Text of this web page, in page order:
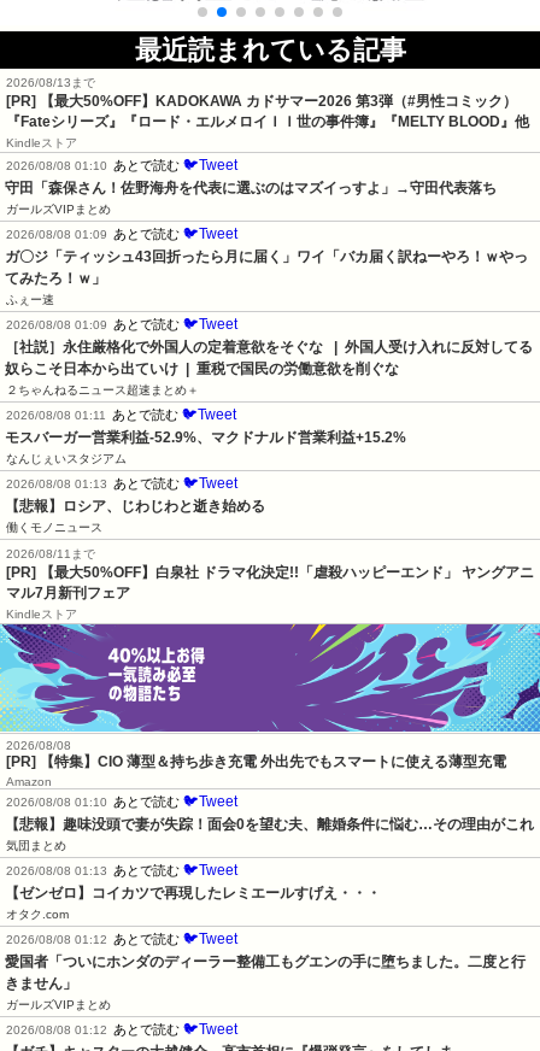
最近読まれている記事
2026/08/13まで
[PR]
【最大50%OFF】KADOKAWA カドサマー2026 第3弾（#男性コミック）
『Fateシリーズ』『ロード・エルメロイＩＩ世の事件簿』『MELTY BLOOD』他
Kindleストア
2026/08/08 01:10
あとで読む 🐦Tweet
守田「森保さん！佐野海舟を代表に選ぶのはマズイっすよ」→守田代表落ち
ガールズVIPまとめ
2026/08/08 01:09
あとで読む 🐦Tweet
ガ〇ジ「ティッシュ43回折ったら月に届く」ワイ「バカ届く訳ねーやろ！ｗやっ
てみたろ！ｗ」
ふぇー速
2026/08/08 01:09
あとで読む 🐦Tweet
［社説］永住厳格化で外国人の定着意欲をそぐな   |  外国人受け入れに反対してる
奴らこそ日本から出ていけ  |  重税で国民の労働意欲を削ぐな
２ちゃんねるニュース超速まとめ＋
2026/08/08 01:11
あとで読む 🐦Tweet
モスバーガー営業利益-52.9%、マクドナルド営業利益+15.2%
なんじぇいスタジアム
2026/08/08 01:13
あとで読む 🐦Tweet
【悲報】ロシア、じわじわと逝き始める
働くモノニュース
2026/08/11まで
[PR] 【最大50%OFF】白泉社 ドラマ化決定!!「虐殺ハッピーエンド」 ヤングアニ
マル7月新刊フェア
Kindleストア
2026/08/08
[PR] 【特集】CIO 薄型＆持ち歩き充電 外出先でもスマートに使える薄型充電
Amazon
2026/08/08 01:10 あとで読む 🐦Tweet
【悲報】趣味没頭で妻が失踪！面会0を望む夫、離婚条件に悩む…その理由がこれ
気団まとめ
2026/08/08 01:13 あとで読む 🐦Tweet
【ゼンゼロ】コイカツで再現したレミエールすげえ・・・
オタク.com
2026/08/08 01:12 あとで読む 🐦Tweet
愛国者「ついにホンダのディーラー整備工もグエンの手に堕ちました。二度と行
きません」
ガールズVIPまとめ
2026/08/08 01:12 あとで読む 🐦Tweet